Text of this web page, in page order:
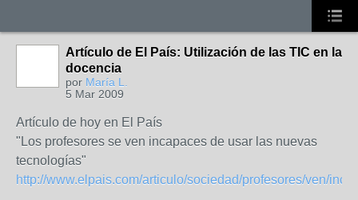
Artículo de El País: Utilización de las TIC en la
docencia
por María L.
5 Mar 2009
Artículo de hoy en El País
"Los profesores se ven incapaces de usar las nuevas
tecnologías"
http://www.elpais.com/articulo/sociedad/profesores/ven/